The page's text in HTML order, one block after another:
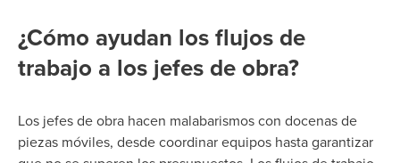
¿Cómo ayudan los flujos de
trabajo a los jefes de obra?
Los jefes de obra hacen malabarismos con docenas de
piezas móviles, desde coordinar equipos hasta garantizar